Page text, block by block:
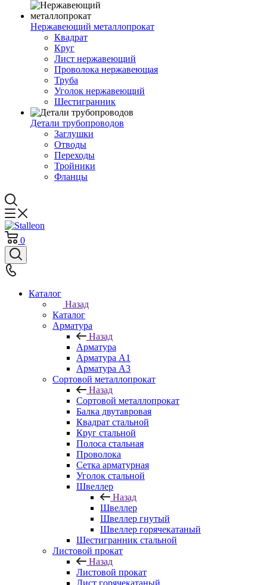
Нержавеющий металлопрокат
Квадрат
Круг
Лист нержавеющий
Проволока нержавеющая
Труба
Уголок нержавеющий
Шестигранник
Детали трубопроводов
Заглушки
Отводы
Переходы
Тройники
Фланцы
0
Каталог
Назад
Каталог
Арматура
Назад
Арматура
Арматура A1
Арматура А3
Сортовой металлопрокат
Назад
Сортовой металлопрокат
Балка двутавровая
Квадрат стальной
Круг стальной
Полоса стальная
Проволока
Сетка арматурная
Уголок стальной
Швеллер
Назад
Швеллер
Швеллер гнутый
Швеллер горячекатаный
Шестигранник стальной
Листовой прокат
Назад
Листовой прокат
Лист горячекатаный